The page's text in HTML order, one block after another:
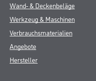
Wand- & Deckenbeläge
Werkzeug & Maschinen
Verbrauchsmaterialien
Angebote
Hersteller